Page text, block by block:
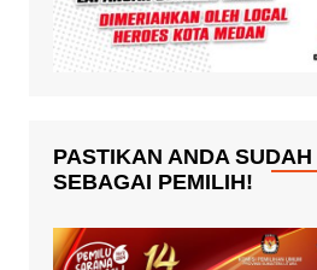
PASTIKAN ANDA
SEBAGAI PEMILIH!